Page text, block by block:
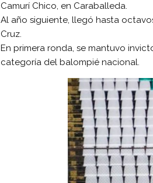
Camurí Chico, en Caraballeda.
Al año siguiente, llegó hasta
Cruz.
En primera ronda, se mantuvo
categoría del balompié nacional.